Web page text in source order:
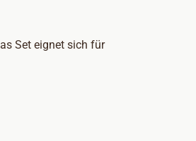
Set eignet sich für